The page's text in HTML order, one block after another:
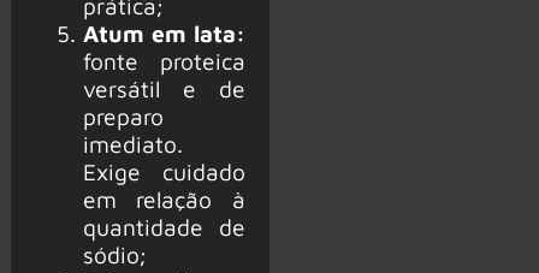
Atum em lata:
fonte proteica
versátil e de
preparo
imediato.
Exige cuidado
em relação à
quantidade de
sódio;